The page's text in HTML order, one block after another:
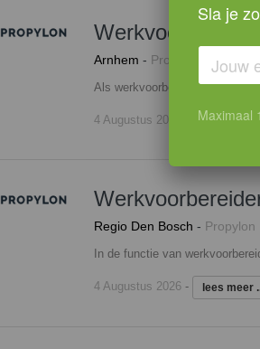
Arnhem - Propylon
4 Augustus 2026 lees meer ...
Regio Den Bosch - Propylon
4 Augustus 2026- lees meer
Sla je
Maximaal